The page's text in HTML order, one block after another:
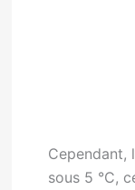
Cependant,
sous 5 °C,